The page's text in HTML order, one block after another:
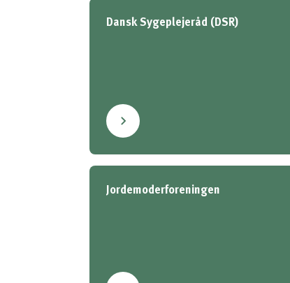
Dansk Sygeplejeråd (DSR)
Jordemoderforeningen